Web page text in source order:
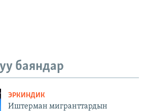
баяндар
ЭРКИНДИК
Иштерман мигранттардын